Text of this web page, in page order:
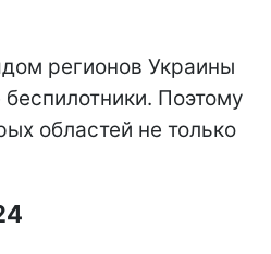
регионов Украины
Поэтому
областей не только